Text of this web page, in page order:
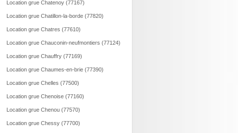
Location grue Chatenoy (77167)
Location grue Chatillon-la-borde (77820)
Location grue Chatres (77610)
Location grue Chauconin-neufmontiers (77124)
Location grue Chauffry (77169)
Location grue Chaumes-en-brie (77390)
Location grue Chelles (77500)
Location grue Chenoise (77160)
Location grue Chenou (77570)
Location grue Chessy (77700)